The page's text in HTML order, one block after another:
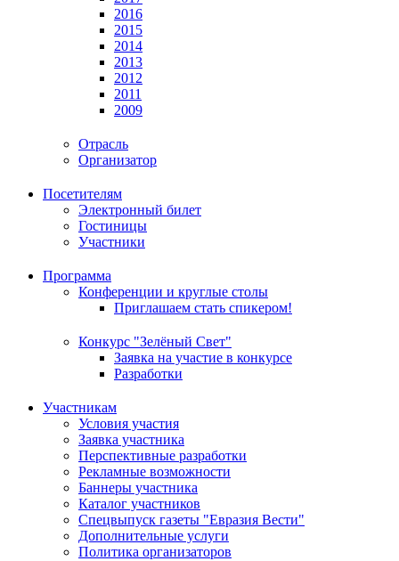
2016
2015
2014
2013
2012
2011
2009
Отрасль
Организатор
Посетителям
Электронный билет
Гостиницы
Участники
Программа
Конференции и круглые столы
Приглашаем стать спикером!
Конкурс "Зелёный Свет"
Заявка на участие в конкурсе
Разработки
Участникам
Условия участия
Заявка участника
Перспективные разработки
Рекламные возможности
Баннеры участника
Каталог участников
Спецвыпуск газеты "Евразия Вести"
Дополнительные услуги
Политика организаторов